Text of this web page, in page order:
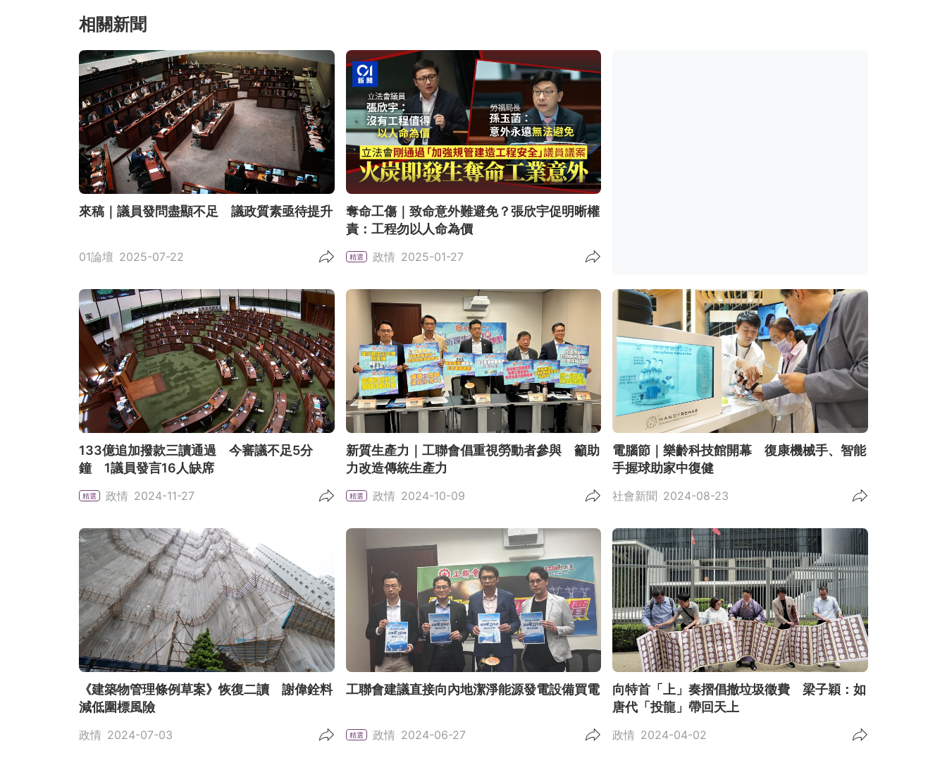
相關新聞
來稿｜議員發問盡顯不足 議政質素亟待提升
01論壇 2025-07-22
奪命工傷｜致命意外難避免？張欣宇促明晰權
責：工程勿以人命為價
精選 政情 2025-01-27
133億追加撥款三讀通過 今審議不足5分
鐘 1議員發言16人缺席
精選 政情 2024-11-27
新質生產力｜工聯會倡重視勞動者參與 籲助
力改造傳統生產力
精選 政情 2024-10-09
電腦節｜樂齡科技館開幕 復康機械手、智能
手握球助家中復健
社會新聞 2024-08-23
《建築物管理條例草案》恢復二讀 謝偉銓料
減低圍標風險
政情 2024-07-03
工聯會建議直接向內地潔淨能源發電設備買電
精選 政情 2024-06-27
向特首「上」奏摺倡撤垃圾徵費 梁子穎：如
唐代「投龍」帶回天上
政情 2024-04-02